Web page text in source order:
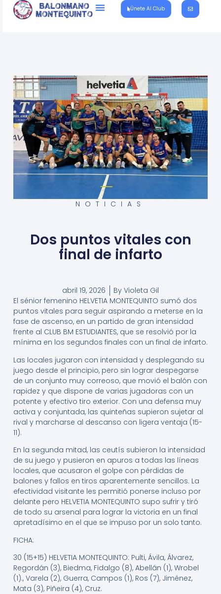
Únete Al Club
NOTICIAS
Dos puntos vitales con
final de infarto
abril 19, 2026 By Violeta Gil
El sénior femenino HELVETIA MONTEQUINTO sumó dos
puntos vitales para seguir aspirando a meterse en la
fase de ascenso, en un partido de gran intensidad
frente al CLUB BM ESTUDIANTES, que se resolvió por la
mínima en los segundos finales con un final de infarto.
Las locales jugaron con intensidad y desplegando su
juego desde el principio, pero sin lograr despegarse
de un conjunto muy correoso, que movió el balón con
rapidez y que dispone de varias jugadoras con un
potente y efectivo tiro exterior. Con una defensa muy
activa y conjuntada, las quinteñas supieron sujetar al
rival y marcharse al descanso con ligera ventaja (15-
11).
En la segunda mitad, las ceutís subieron la intensidad
de su juego y pusieron en apuros a todas las líneas
locales, que acusaron el golpe con pérdidas de
balones y fallos en tiros aparentemente sencillos. La
efectividad visitante les permitió ponerse incluso por
delante pero HELVETIA MONTEQUINTO supo sufrir y tiró
de todo su arsenal para lograr la victoria en un final
apretadísimo en el que se impuso por un solo tanto.
FICHA:
30 (15+15) HELVETIA MONTEQUINTO: Pulti, Ávila, Álvarez,
Regordán (3), Biedma, Fidalgo (8), Abellán (1), Wrobel
(1)., Varela (2), Guerra, Campos (1), Ros (7), Jiménez,
Mata (3), Piñeira (4), Cruz.